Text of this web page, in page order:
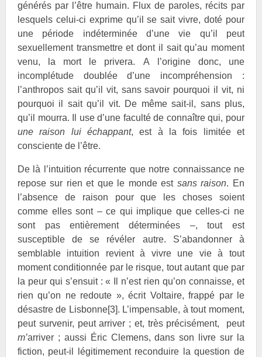
générés par l’être humain. Flux de paroles, récits par
lesquels celui-ci exprime qu’il se sait vivre, doté pour
une période indéterminée d’une vie qu’il peut
sexuellement transmettre et dont il sait qu’au moment
venu, la mort le privera. A l’origine donc, une
incomplétude doublée d’une incompréhension :
l’anthropos sait qu’il vit, sans savoir pourquoi il vit, ni
pourquoi il sait qu’il vit. De même sait-il, sans plus,
qu’il mourra. Il use d’une faculté de connaître qui, pour
une raison lui échappant, est à la fois limitée et
consciente de l’être.
De là l’intuition récurrente que notre connaissance ne
repose sur rien et que le monde est sans raison. En
l’absence de raison pour que les choses soient
comme elles sont – ce qui implique que celles-ci ne
sont pas entièrement déterminées –, tout est
susceptible de se révéler autre. S’abandonner à
semblable intuition revient à vivre une vie à tout
moment conditionnée par le risque, tout autant que par
la peur qui s’ensuit : « Il n’est rien qu’on connaisse, et
rien qu’on ne redoute », écrit Voltaire, frappé par le
désastre de Lisbonne[3]. L’impensable, à tout moment,
peut survenir, peut arriver ; et, très précisément, peut
m’arriver ; aussi Éric Clemens, dans son livre sur la
fiction, peut-il légitimement reconduire la question de